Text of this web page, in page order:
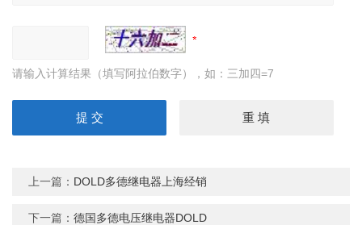
请输入计算结果（填写阿拉伯数字），如：三加四=7
上一篇： DOLD多德继电器上海经销
下一篇：德国多德电压继电器DOLD